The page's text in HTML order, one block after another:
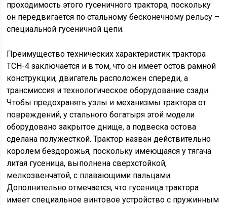
проходимость этого гусеничного трактора, поскольку
он передвигается по стальному бесконечному рельсу –
специальной гусеничной цепи.
Преимущество технических характеристик трактора
ТСН-4 заключается и в том, что он имеет остов рамной
конструкции, двигатель расположен спереди, а
трансмиссия и технологическое оборудование сзади.
Чтобы предохранять узлы и механизмы трактора от
повреждений, у стального богатыря этой модели
оборудовано закрытое днище, а подвеска остова
сделана полужесткой. Трактор назван действительно
королем бездорожья, поскольку имеющаяся у тягача
литая гусеница, выполнена сверхстойкой,
мелкозвенчатой, с плавающими пальцами.
Дополнительно отмечается, что гусеница трактора
имеет специальное винтовое устройство с пружинным